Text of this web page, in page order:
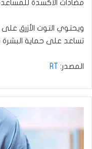
مضادات الأكسدة
ويحتوي التوت الأزرق
تساعد على حماية البشرة
المصدر: RT
أضرار